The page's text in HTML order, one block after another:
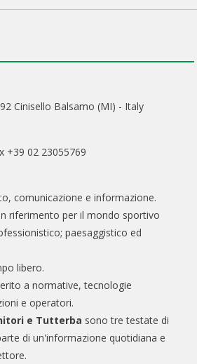
Cinisello Balsamo (MI) - Italy
+39 02 23055769
comunicazione e informazione.
riferimento per il mondo sportivo
paesaggistico ed
libero.
a normative, tecnologie
e operatori.
e Tutterba sono tre testate di
di un'informazione quotidiana e